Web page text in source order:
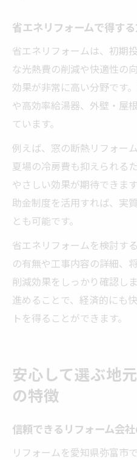
省エネリフォームで得す
省エネリフォームは、初期
な光熱費の削減や快適性の
効果が非常に高い分野です
や高効率給湯器、外壁・屋
ています。
例えば、窓の断熱リフォー
夏場の冷房費も抑えられる
やさしい効果が期待できま
助金制度を活用すれば、実
とも可能です。
省エネリフォームを検討す
の有無や工事内容の詳細、
削減効果をしっかり確認し
進めることで、経済的にも
トを得ることができます。
安心して選ぶ地
の特徴
信頼できるリフォーム会
リフォームを愛知県弥富市